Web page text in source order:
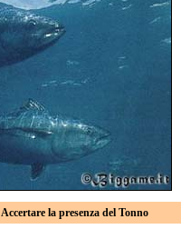
Accertare la presenza del Tonno